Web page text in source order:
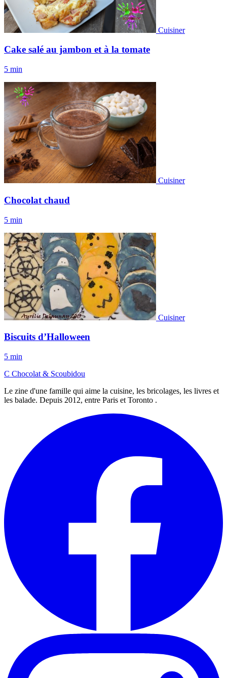
Cuisiner
Cake salé au jambon et à la tomate
5 min
Cuisiner
Chocolat chaud
5 min
Cuisiner
Biscuits d’Halloween
5 min
C Chocolat & Scoubidou
Le zine d'une famille qui aime la cuisine, les bricolages, les livres et
les balade. Depuis 2012, entre Paris et Toronto .